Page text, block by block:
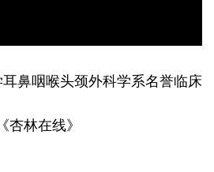
鼻咽喉头颈外科学系名誉临床
林在线》